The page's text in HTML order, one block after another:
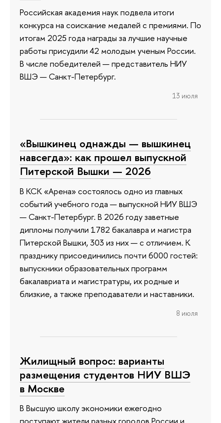
Российская академия наук подвела итоги
конкурса на соискание медалей с премиями. По
итогам 2025 года награды за лучшие научные
работы присудили 42 молодым ученым России.
В числе победителей — представитель НИУ
ВШЭ — Санкт-Петербург.
13 июля
«Вышкинец однажды — вышкинец
навсегда»: как прошел выпускной
Питерской Вышки — 2026
В КСК «Арена» состоялось одно из главных
событий учебного года — выпускной НИУ ВШЭ
— Санкт-Петербург. В 2026 году заветные
дипломы получили 1782 бакалавра и магистра
Питерской Вышки, 303 из них — с отличием. К
празднику присоединились почти 6000 гостей:
выпускники образовательных программ
бакалавриата и магистратуры, их родные и
близкие, а также преподаватели и наставники.
8 июля
Жилищный вопрос: варианты
размещения студентов НИУ ВШЭ
в Москве
В Высшую школу экономики ежегодно